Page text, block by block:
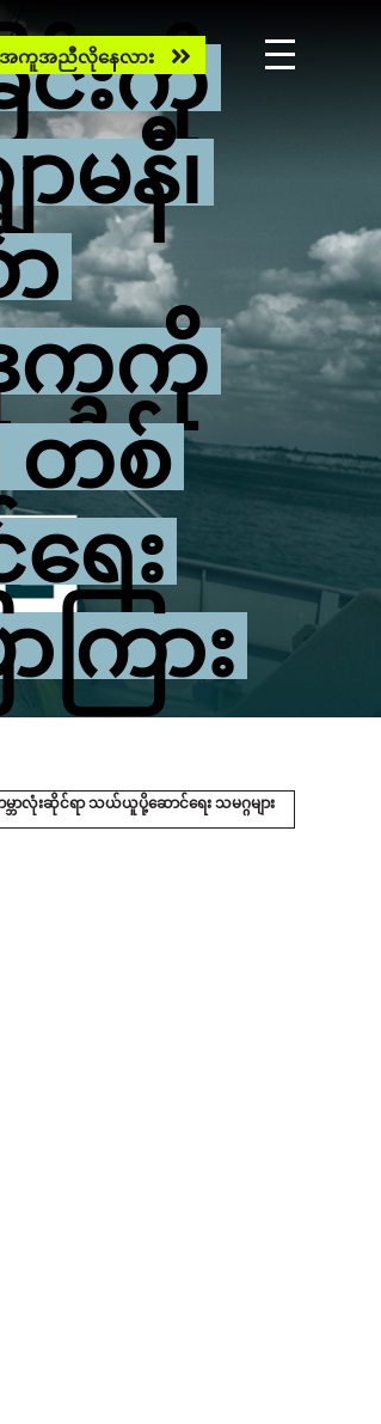
းကို
မနီ၊
က္ခကို
တစ်
ေး
ကြား
Need
အကူအညီလိုနေလား
ာလုံးဆိုင်ရာ သယ်ယူပို့ဆောင်ရေး သမဂ္ဂများ